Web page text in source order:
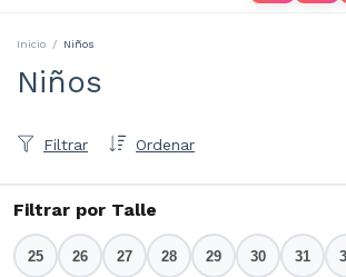
Inicio / Niños
Niños
Ordenar
Filtrar
Filtrar por Talle
25 26 27 28 29 30 31